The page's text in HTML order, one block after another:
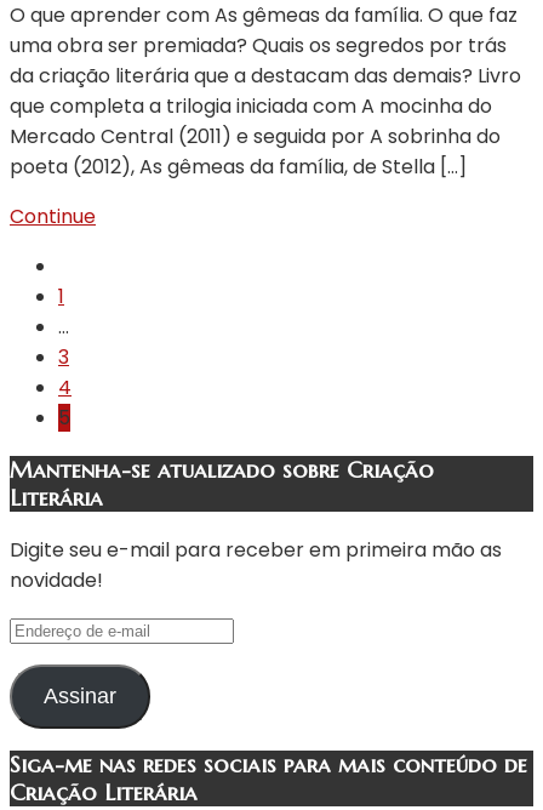
O que aprender com As gêmeas da família. O que faz
uma obra ser premiada? Quais os segredos por trás
da criação literária que a destacam das demais? Livro
que completa a trilogia iniciada com A mocinha do
Mercado Central (2011) e seguida por A sobrinha do
poeta (2012), As gêmeas da família, de Stella […]
Continue
1
…
3
4
5
Mantenha-se atualizado sobre Criação
Literária
Digite seu e-mail para receber em primeira mão as
novidade!
Endereço
de
e-
mail
Assinar
Siga-me nas redes sociais para mais conteúdo de
Criação Literária